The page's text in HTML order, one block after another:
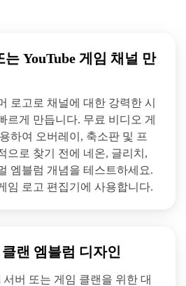
YouTube 게임 채널 만
로고로 채널에 대한 강력한 시
르게 만듭니다. 무료 비디오 게
하여 오버레이, 축소판 및 프
으로 찾기 전에 네온, 글리치,
엠블럼 개념을 테스트하세요.
임 로고 편집기에 사용합니다.
랜 엠블럼 디자인
서버 또는 게임 클랜을 위한 대